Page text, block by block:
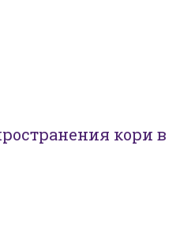
кори в